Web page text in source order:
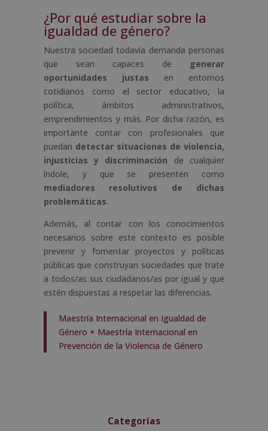
¿Por qué estudiar sobre la
igualdad de género?
Nuestra sociedad todavía demanda personas
que sean capaces de generar
oportunidades justas en entornos
cotidianos como el sector educativo, la
política, ámbitos administrativos,
emprendimientos y más. Por dicha razón, es
importante contar con profesionales que
puedan detectar situaciones de violencia,
injusticias y discriminación de cualquier
índole, y que se presenten como
mediadores resolutivos de dichas
problemáticas.
Además, al contar con los conocimientos
necesarios sobre este contexto es posible
prevenir y fomentar proyectos y políticas
públicas que construyan sociedades que trate
a todos/as sus ciudadanos/as por igual y que
estén dispuestas a respetar las diferencias.
Maestría Internacional en Igualdad de
Género + Maestría Internacional en
Prevención de la Violencia de Género
Categorías